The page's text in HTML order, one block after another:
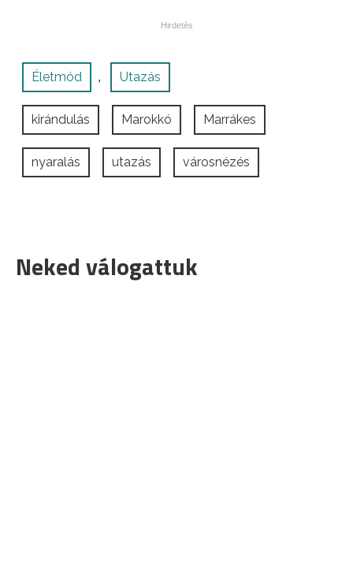
Életmód , Utazás
kirándulás Marokkó Marrákes
nyaralás utazás városnézés
Neked válogattuk